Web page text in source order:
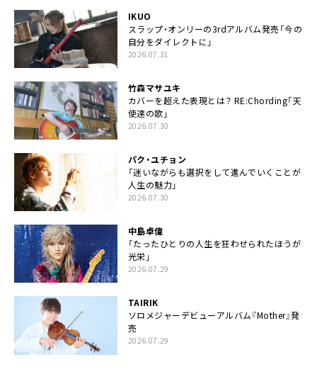
IKUO
スラップ・オンリーの3rdアルバム発売「今の
自分をダイレクトに」
2026.07.31
竹森マサユキ
カバーを超えた表現とは？ RE:Chording「天
使達の歌」
2026.07.30
パク・ユチョン
「迷いながらも選択をして進んでいくことが
人生の魅力」
2026.07.30
中島卓偉
「たったひとりの人生を狂わせられたほうが
光栄」
2026.07.29
TAIRIK
ソロメジャーデビューアルバム『Mother』発
売
2026.07.29